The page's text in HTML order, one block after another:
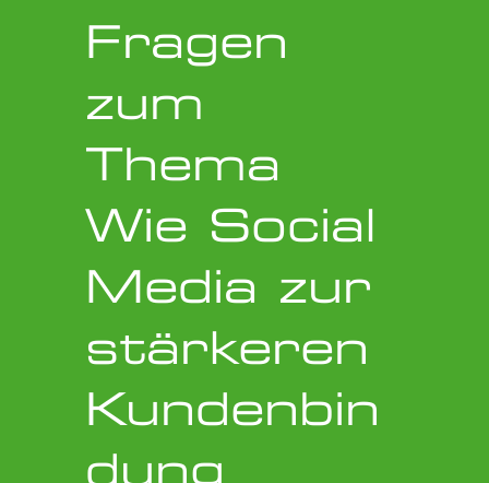
Fragen
zum
Thema
Wie Social
Media zur
stärkeren
Kundenbin
dung